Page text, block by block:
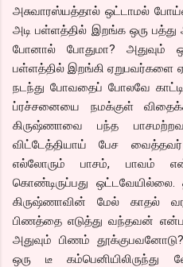
அசுவாரஸ்யத்தால் ஒட்டாமல்
அடி பள்ளத்தில் இறங்க ஒரு
போனால் போதுமா? அதுவும்
பள்ளத்தில் இறங்கி ஏறுபவர்களை
நடந்து போவதைப் போலவே
ப்ரச்சனையை நமக்குள்
கிருஷ்ணாவை பந்த
விட்டேத்தியாய் பேச
எல்லோரும் பாசம், பாவம்
கொண்டிருப்பது ஒட்டவேயில்லை.
கிருஷ்ணாவின் மேல் காதல்
பிணத்தை எடுத்து வந்தவன்
அதுவும் பிணம்
ஒரு டீ